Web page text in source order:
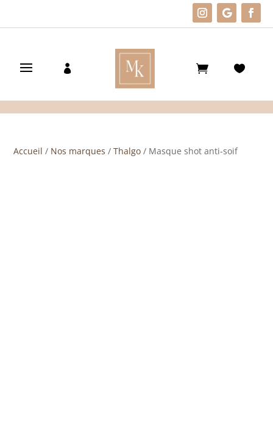
Accueil / Nos marques /Thalgo / Masque shot anti-soif